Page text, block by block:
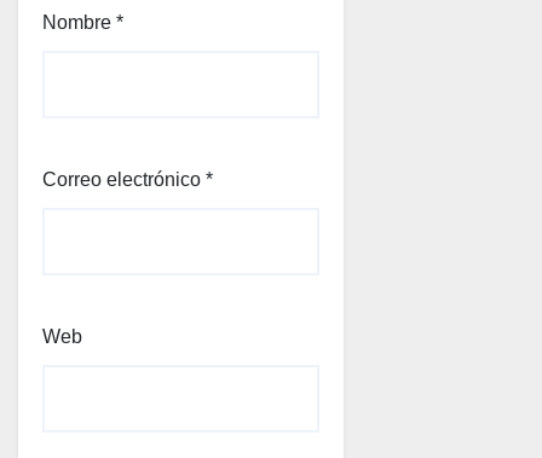
Nombre *
Correo electrónico *
Web